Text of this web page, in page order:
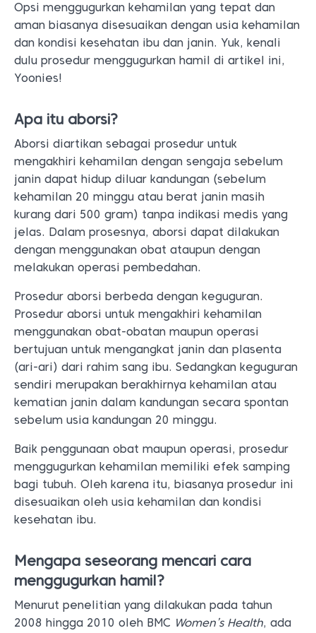
Opsi menggugurkan kehamilan yang tepat dan
aman biasanya disesuaikan dengan usia kehamilan
dan kondisi kesehatan ibu dan janin. Yuk, kenali
dulu prosedur menggugurkan hamil di artikel ini,
Yoonies!
Apa itu aborsi?
Aborsi diartikan sebagai prosedur untuk
mengakhiri kehamilan dengan sengaja sebelum
janin dapat hidup diluar kandungan (sebelum
kehamilan 20 minggu atau berat janin masih
kurang dari 500 gram) tanpa indikasi medis yang
jelas. Dalam prosesnya, aborsi dapat dilakukan
dengan menggunakan obat ataupun dengan
melakukan operasi pembedahan.
Prosedur aborsi berbeda dengan keguguran.
Prosedur aborsi untuk mengakhiri kehamilan
menggunakan obat-obatan maupun operasi
bertujuan untuk mengangkat janin dan plasenta
(ari-ari) dari rahim sang ibu. Sedangkan keguguran
sendiri merupakan berakhirnya kehamilan atau
kematian janin dalam kandungan secara spontan
sebelum usia kandungan 20 minggu.
Baik penggunaan obat maupun operasi, prosedur
menggugurkan kehamilan memiliki efek samping
bagi tubuh. Oleh karena itu, biasanya prosedur ini
disesuaikan oleh usia kehamilan dan kondisi
kesehatan ibu.
Mengapa seseorang mencari cara
menggugurkan hamil?
Menurut penelitian yang dilakukan pada tahun
2008 hingga 2010 oleh BMC Women’s Health, ada